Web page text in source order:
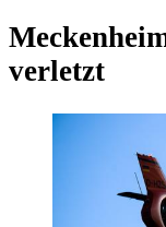
verletzt